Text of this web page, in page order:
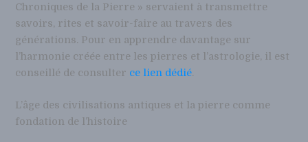
Chroniques de la Pierre » servaient à transmettre
savoirs, rites et savoir-faire au travers des
générations. Pour en apprendre davantage sur
l’harmonie créée entre les pierres et l’astrologie, il est
conseillé de consulter ce lien dédié.
L’âge des civilisations antiques et la pierre comme
fondation de l’histoire